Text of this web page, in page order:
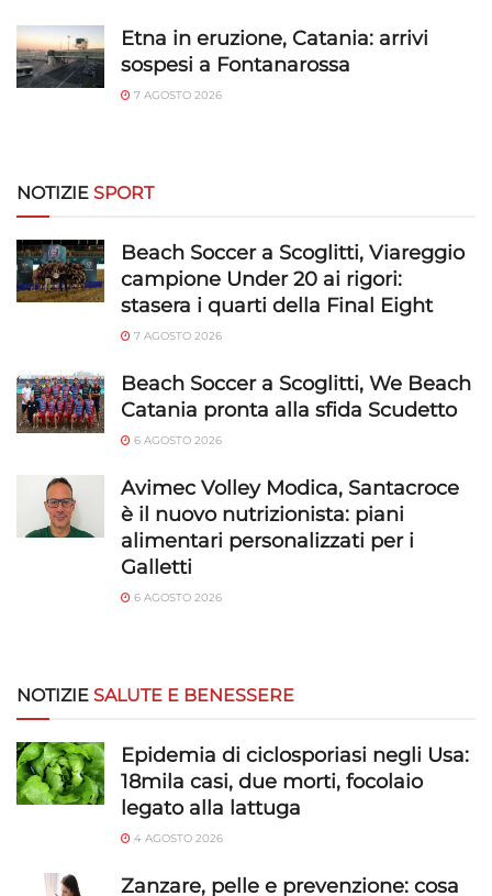
privacy.
Etna in eruzione, Catania: arrivi
sospesi a Fontanarossa
7 AGOSTO 2026
NOTIZIE SPORT
Beach Soccer a Scoglitti, Viareggio
campione Under 20 ai rigori:
stasera i quarti della Final Eight
7 AGOSTO 2026
Beach Soccer a Scoglitti, We Beach
Catania pronta alla sfida Scudetto
6 AGOSTO 2026
Avimec Volley Modica, Santacroce
è il nuovo nutrizionista: piani
alimentari personalizzati per i
Galletti
6 AGOSTO 2026
NOTIZIE SALUTE E BENESSERE
Epidemia di ciclosporiasi negli Usa:
18mila casi, due morti, focolaio
legato alla lattuga
4 AGOSTO 2026
Zanzare, pelle e prevenzione: cosa